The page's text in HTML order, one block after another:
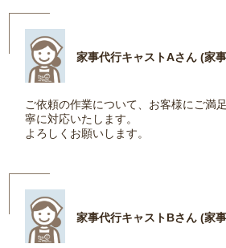
家事代行キャストAさん (家
ご依頼の作業について、お客様にご満
寧に対応いたします。
よろしくお願いします。
家事代行キャストBさん (家